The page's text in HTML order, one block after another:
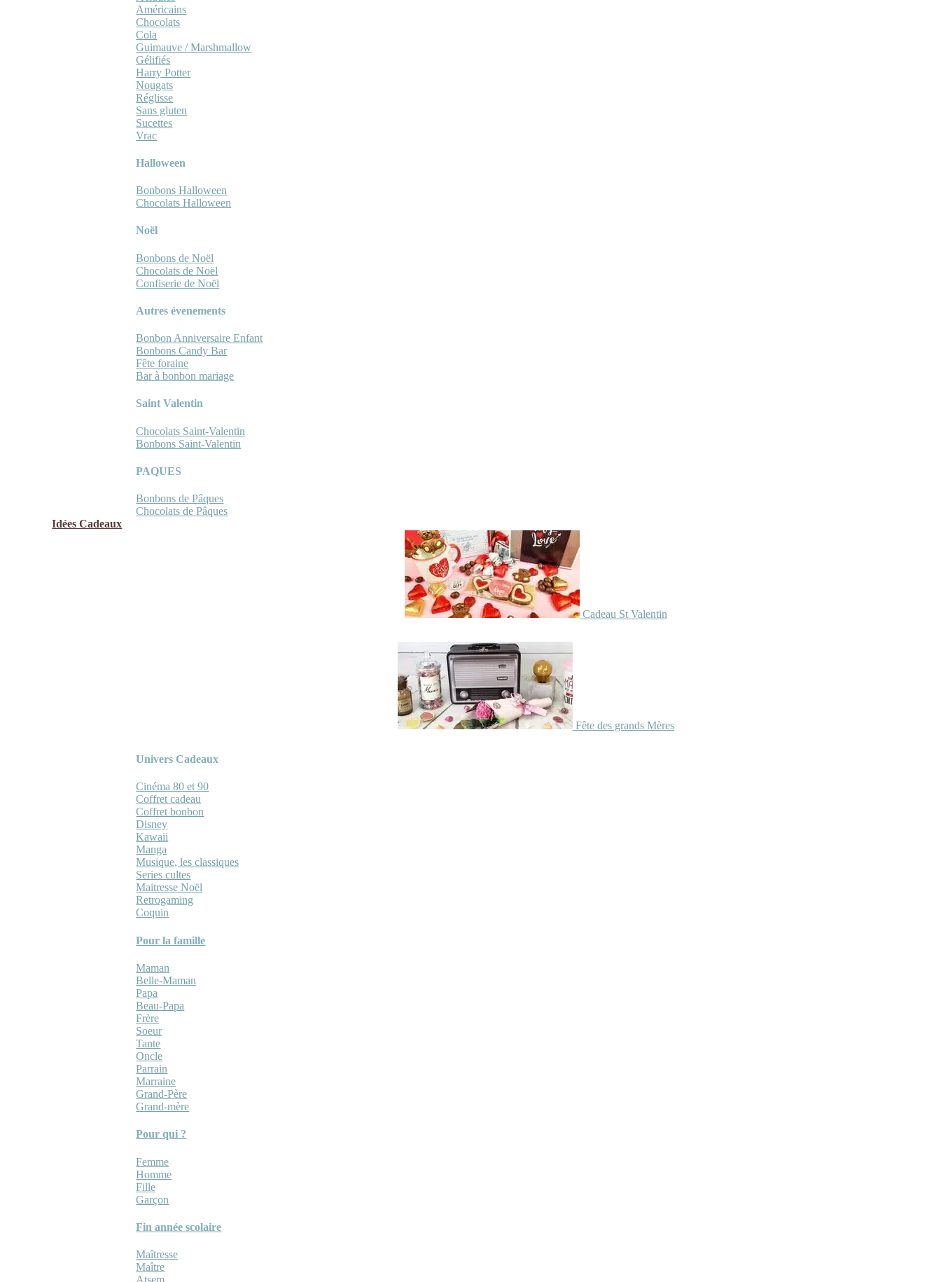
Américains
Chocolats
Cola
Guimauve / Marshmallow
Gélifiés
Harry Potter
Nougats
Réglisse
Sans gluten
Sucettes
Vrac
Halloween
Bonbons Halloween
Chocolats Halloween
Noël
Bonbons de Noël
Chocolats de Noël
Confiserie de Noël
Autres évenements
Bonbon Anniversaire Enfant
Bonbons Candy Bar
Fête foraine
Bar à bonbon mariage
Saint Valentin
Chocolats Saint-Valentin
Bonbons Saint-Valentin
PAQUES
Bonbons de Pâques
Chocolats de Pâques
Idées Cadeaux
Cadeau St Valentin
Fête des grands Mères
Univers Cadeaux
Cinéma 80 et 90
Coffret cadeau
Coffret bonbon
Disney
Kawaii
Manga
Musique, les classiques
Series cultes
Maitresse Noël
Retrogaming
Coquin
Pour la famille
Maman
Belle-Maman
Papa
Beau-Papa
Frère
Soeur
Tante
Oncle
Parrain
Marraine
Grand-Père
Grand-mère
Pour qui ?
Femme
Homme
Fille
Garçon
Fin année scolaire
Maîtresse
Maître
Atsem